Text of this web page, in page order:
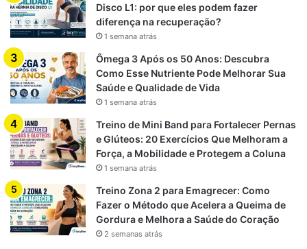
Disco L1: por que eles podem fazer
diferença na recuperação?
1 semana atrás
Ômega 3 Após os 50 Anos: Descubra
Como Esse Nutriente Pode Melhorar Sua
Saúde e Qualidade de Vida
1 semana atrás
Treino de Mini Band para Fortalecer Pernas
e Glúteos: 20 Exercícios Que Melhoram a
Força, a Mobilidade e Protegem a Coluna
1 semana atrás
Treino Zona 2 para Emagrecer: Como
Fazer o Método que Acelera a Queima de
Gordura e Melhora a Saúde do Coração
2 semanas atrás